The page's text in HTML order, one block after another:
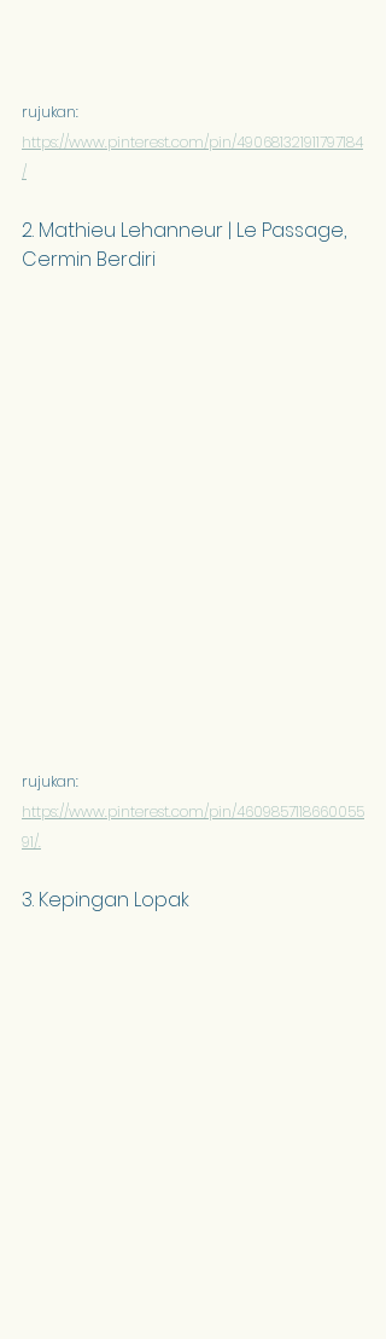
rujukan:
https://www.pinterest.com/pin/490681321911797184
/
2. Mathieu Lehanneur | Le Passage,
Cermin Berdiri
rujukan:
https://www.pinterest.com/pin/4609857118660055
91/.
3. Kepingan Lopak